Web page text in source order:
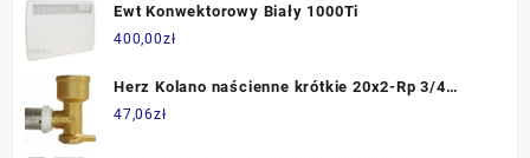
Ewt Konwektorowy Biały 1000Ti
400,00zł
Herz Kolano naścienne krótkie 20x2-Rp 3/4
P712032
47,06zł